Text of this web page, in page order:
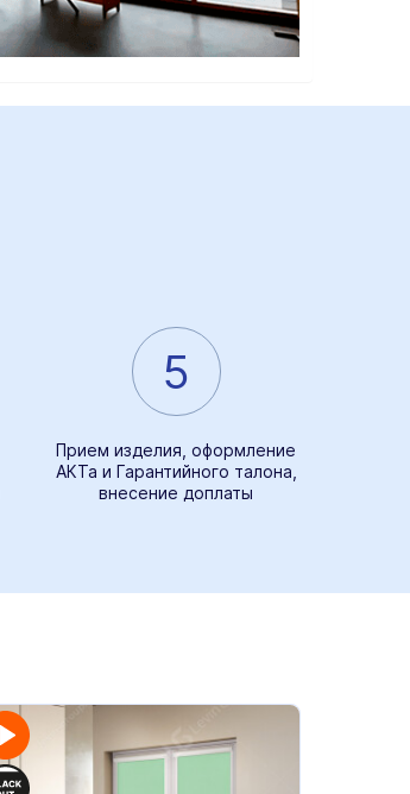
5
Прием изделия, оформление
АКТа и Гарантийного талона,
внесение доплаты